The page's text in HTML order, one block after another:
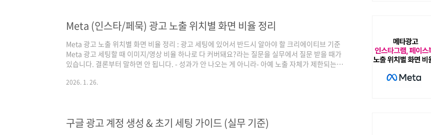
Meta (인스타/페묵) 광고 노출 위치별 화면 비율 정리
Meta 광고 노출 위치별 화면 비율 정리 : 광고 세팅에 있어서 반드시 알아야 할 크리에이티브 기준
Meta 광고 세팅할 때 이미지/영상 비율 하나로 다 커버돼요?라는 질문을 실무에서 질문 받을 때가
있습니다. 결론부터 말하면 안 됩니다. - 성과가 안 나오는 게 아니라- 아예 노출 자체가 제한되는
화면 비율자동 게재(Advantage+ Placements) 기준에서 실무적으로 어떻게 준비해야 손해를
2026. 1. 26.
구글 광고 계정 생성 & 초기 세팅 가이드 (실무 기준)